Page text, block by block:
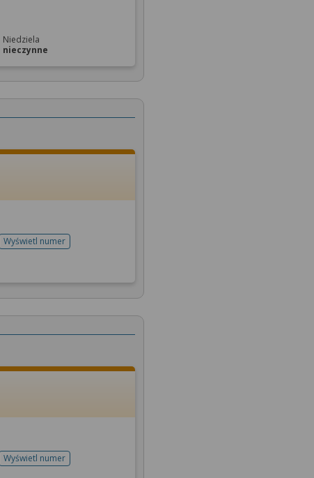
Niedziela
nieczynne
Wyświetl numertelefonu do rejestracji
Wyświetl numertelefonu do rejestracji